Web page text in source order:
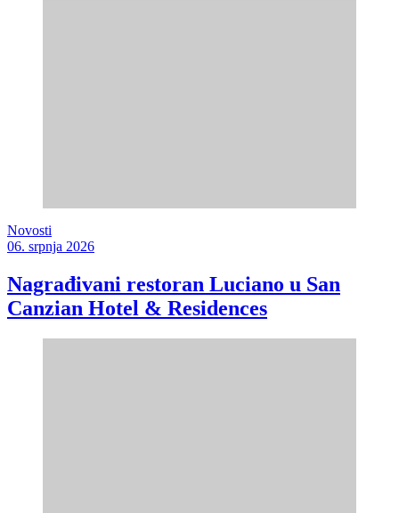
Novosti
06. srpnja 2026
Nagrađivani restoran Luciano u San
Canzian Hotel & Residences